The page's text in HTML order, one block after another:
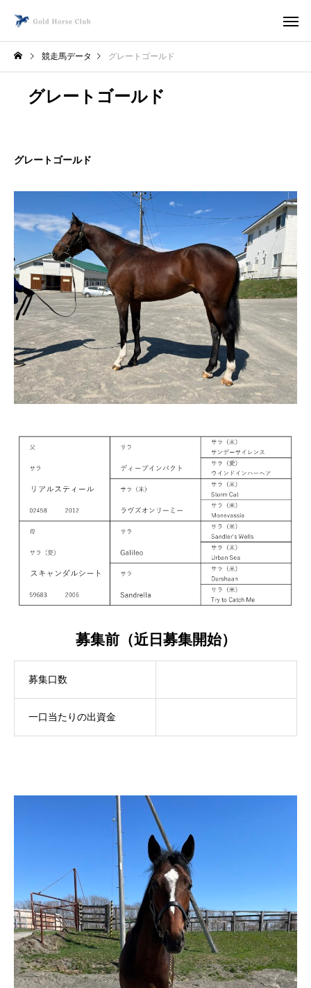
競走馬データ グレートゴールド
グレートゴールド
グレートゴールド
募集前（近日募集開始）
募集口数
一口当たりの出資金